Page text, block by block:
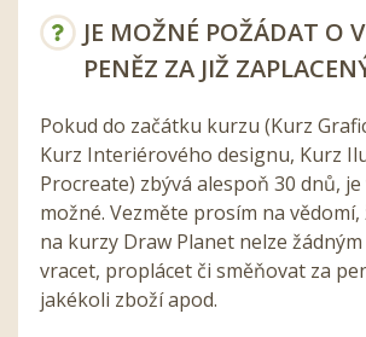
JE MOŽNÉ POŽÁDAT O
PENĚZ ZA JIŽ
Pokud do začátku kurzu (Kurz
Kurz Interiérového designu, Kurz
Procreate) zbývá alespoň 30 dnů,
možné. Vezměte prosím na
na kurzy Draw Planet nelze
vracet, proplácet či směňovat za
jakékoli zboží apod.